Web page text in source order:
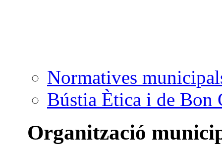
Normatives
Bústia Ètica i de Bon
Organització